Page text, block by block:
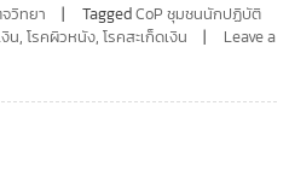
วิทยา TaggedCoP ชุมชนนักปฏิบัติ
น, โรคผิวหนัง, โรคสะเก็ดเงิน
Leave a